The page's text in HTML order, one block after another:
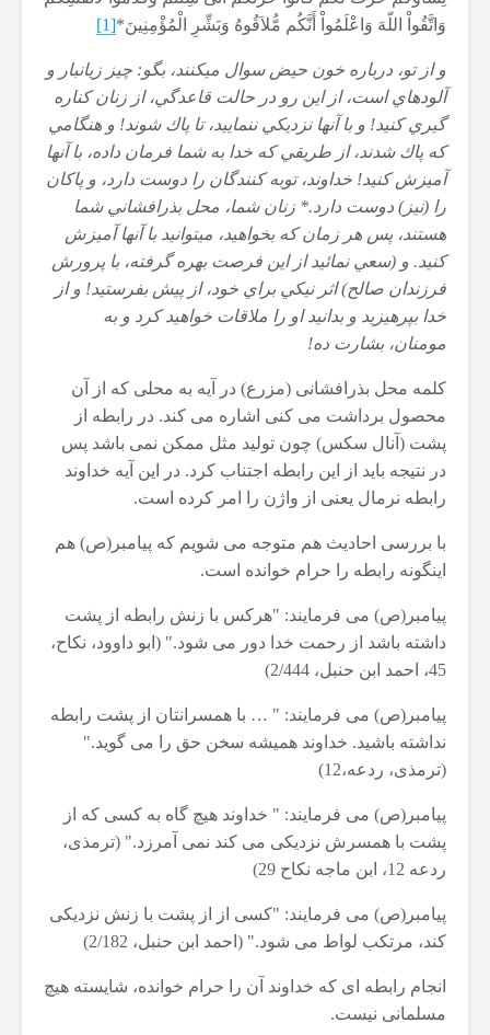
وَاتَّقُواْ اللّهَ وَاعْلَمُواْ أَنَّكُم مُّلاَقُوهُ وَبَشِّرِ الْمُؤْمِنِينَ*[1]
و از تو، درباره خون حيض سوال مي‏كنند، بگو: چيز زيانبار و
آلوده‏اي است، از اين رو در حالت قاعدگي، از زنان كناره
گيري كنيد! و با آنها نزديكي ننماييد، تا پاك شوند! و هنگامي
كه پاك شدند، از طريقي كه خدا به شما فرمان داده، با آنها
آميزش كنيد! خداوند، توبه كنندگان را دوست دارد، و پاكان
را (نيز) دوست دارد.* زنان شما، محل بذرافشاني شما
هستند، پس هر زمان كه بخواهيد، مي‏توانيد با آنها آميزش
كنيد. و (سعي نمائيد از اين فرصت بهره گرفته، با پرورش
فرزندان صالح) اثر نيكي براي خود، از پيش بفرستيد! و از
خدا بپرهيزيد و بدانيد او را ملاقات خواهيد كرد و به
مومنان، بشارت ده!
کلمه محل بذرافشانی (مزرع) در آیه به محلی که از آن
محصول برداشت می کنی اشاره می کند. در رابطه از
پشت (آنال سکس) چون تولید مثل ممکن نمی باشد پس
در نتیجه باید از این رابطه اجتناب کرد. در این آیه خداوند
رابطه نرمال یعنی از واژن را امر کرده است.
با بررسی احادیث هم متوجه می شویم که پیامبر(ص) هم
اینگونه رابطه را حرام خوانده است.
پیامبر(ص) می فرمایند: "هرکس با زنش رابطه از پشت
داشته باشد از رحمت خدا دور می شود." (ابو داوود، نکاح،
45، احمد ابن حنبل، 2/444)
پیامبر(ص) می فرمایند: " … با همسرانتان از پشت رابطه
نداشته باشید. خداوند همیشه سخن حق را می گوید."
(ترمذی، ردعه،12)
پیامبر(ص) می فرمایند: " خداوند هیچ گاه به کسی که از
پشت با همسرش نزدیکی می کند نمی آمرزد." (ترمذی،
ردعه 12، ابن ماجه نکاح 29)
پیامبر(ص) می فرمایند: "کسی از از پشت با زنش نزدیکی
کند، مرتکب لواط می شود." (احمد ابن حنبل، 2/182)
انجام رابطه ای که خداوند آن را حرام خوانده، شایسته هیچ
مسلمانی نیست.
15 نمایش ها